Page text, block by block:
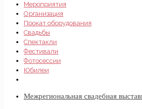
Мероприятия
Организация
Прокат оборудования
Свадьбы
Спектакли
Фестивали
Фотосессии
Юбилеи
Межрегиональная свадебная